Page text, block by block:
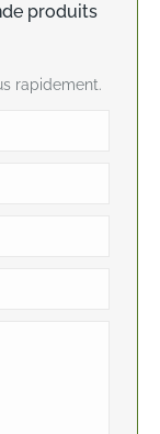
produits
rapidement.